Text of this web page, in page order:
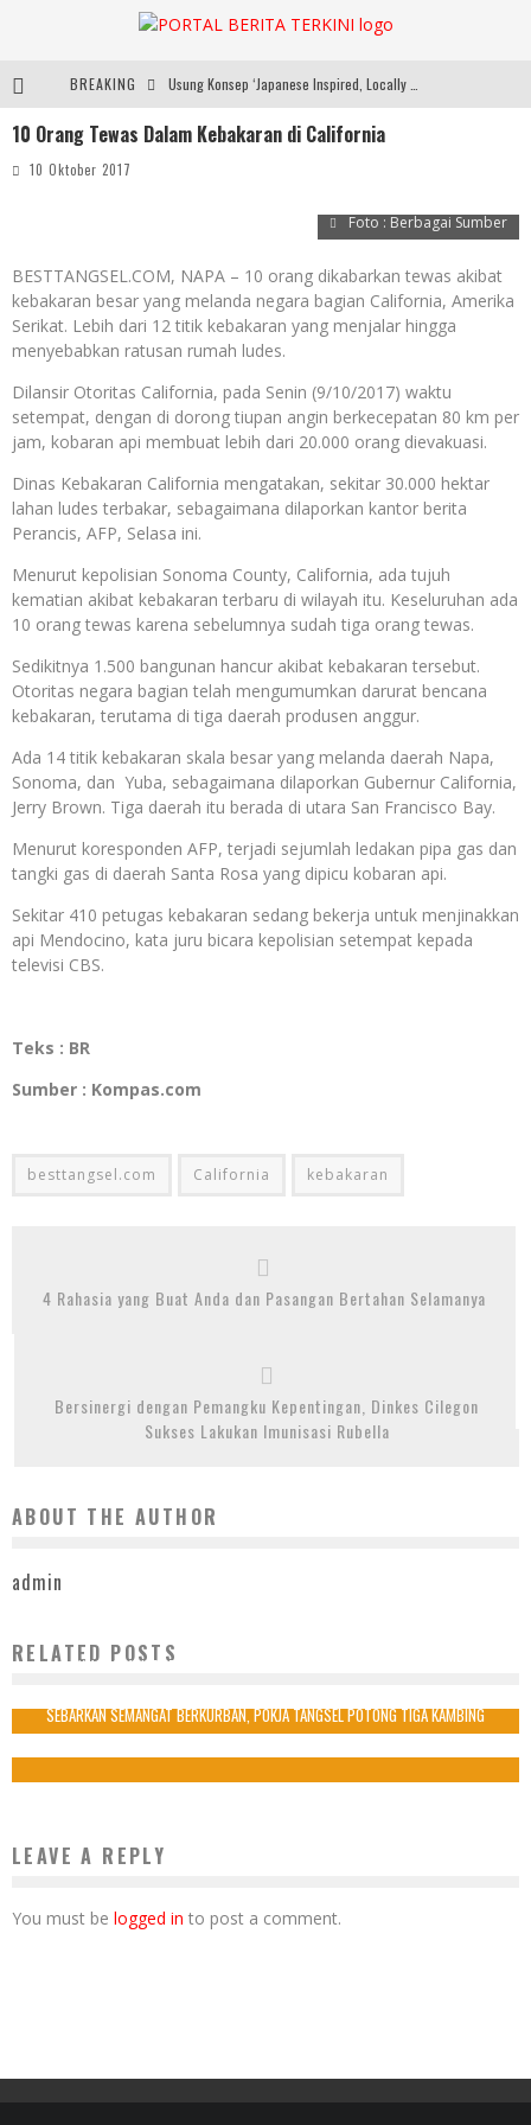
BREAKING
Dari Lapangan Sekolah ke Podium Juara: SMP KP Ciparay dan SMP 1 Kutawaringin Menangi Puncak PLN Mobile
10 Orang Tewas Dalam Kebakaran di California
10 Oktober 2017
Foto : Berbagai Sumber
BESTTANGSEL.COM, NAPA – 10 orang dikabarkan tewas akibat
kebakaran besar yang melanda negara bagian California, Amerika
Serikat. Lebih dari 12 titik kebakaran yang menjalar hingga
menyebabkan ratusan rumah ludes.
Dilansir Otoritas California, pada Senin (9/10/2017) waktu
setempat, dengan di dorong tiupan angin berkecepatan 80 km per
jam, kobaran api membuat lebih dari 20.000 orang dievakuasi.
Dinas Kebakaran California mengatakan, sekitar 30.000 hektar
lahan ludes terbakar, sebagaimana dilaporkan kantor berita
Perancis, AFP, Selasa ini.
Menurut kepolisian Sonoma County, California, ada tujuh
kematian akibat kebakaran terbaru di wilayah itu. Keseluruhan ada
10 orang tewas karena sebelumnya sudah tiga orang tewas.
Sedikitnya 1.500 bangunan hancur akibat kebakaran tersebut.
Otoritas negara bagian telah mengumumkan darurat bencana
kebakaran, terutama di tiga daerah produsen anggur.
Ada 14 titik kebakaran skala besar yang melanda daerah Napa,
Sonoma, dan Yuba, sebagaimana dilaporkan Gubernur California,
Jerry Brown. Tiga daerah itu berada di utara San Francisco Bay.
Menurut koresponden AFP, terjadi sejumlah ledakan pipa gas dan
tangki gas di daerah Santa Rosa yang dipicu kobaran api.
Sekitar 410 petugas kebakaran sedang bekerja untuk menjinakkan
api Mendocino, kata juru bicara kepolisian setempat kepada
televisi CBS.
Teks : BR
Sumber : Kompas.com
besttangsel.com California kebakaran
4 Rahasia yang Buat Anda dan Pasangan Bertahan Selamanya
Bersinergi dengan Pemangku Kepentingan, Dinkes Cilegon
Sukses Lakukan Imunisasi Rubella
ABOUT THE AUTHOR
admin
RELATED POSTS
WASPADA! IKEA TARIK KEMBALI PRODUK LAMPU PLAFON CALYPSO
SEBARKAN SEMANGAT BERKURBAN, POKJA TANGSEL POTONG TIGA KAMBING
LEAVE A REPLY
You must be logged in to post a comment.